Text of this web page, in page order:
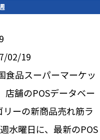
02/19
食品スーパーマーケッ
店舗のPOSデータベー
リーの新商品売れ筋ラ
水曜日に、最新のPOS